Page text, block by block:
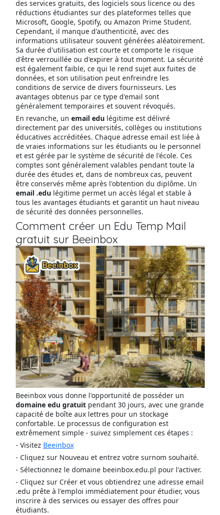
des services gratuits, des logiciels sous licence ou des
réductions étudiantes sur des plateformes telles que
Microsoft, Google, Spotify, ou Amazon Prime Student.
Cependant, il manque d'authenticité, avec des
informations utilisateur souvent générées aléatoirement.
Sa durée d'utilisation est courte et comporte le risque
d'être verrouillée ou d'expirer à tout moment. La sécurité
est également faible, ce qui le rend sujet aux fuites de
données, et son utilisation peut enfreindre les
conditions de service de divers fournisseurs. Les
avantages obtenus par ce type d'email sont
généralement temporaires et souvent révoqués.
En revanche, un email edulégitime est délivré
directement par des universités, collèges ou institutions
éducatives accréditées. Chaque adresse email est liée à
de vraies informations sur les étudiants ou le personnel
et est gérée par le système de sécurité de l'école. Ces
comptes sont généralement valables pendant toute la
durée des études et, dans de nombreux cas, peuvent
être conservés même après l'obtention du diplôme. Un
email .edulégitime permet un accès légal et stable à
tous les avantages étudiants et garantit un haut niveau
de sécurité des données personnelles.
Comment créer un Edu Temp Mail
gratuit sur Beeinbox
Beeinbox vous donne l'opportunité de posséder un
domaine edu gratuitpendant 30 jours, avec une grande
capacité de boîte aux lettres pour un stockage
confortable. Le processus de configuration est
extrêmement simple - suivez simplement ces étapes :
- Visitez Beeinbox
- Cliquez sur Nouveau et entrez votre surnom souhaité.
- Sélectionnez le domaine beeinbox.edu.pl pour l'activer.
- Cliquez sur Créer et vous obtiendrez une adresse email
.edu prête à l'emploi immédiatement pour étudier, vous
inscrire à des services ou essayer des offres pour
étudiants.